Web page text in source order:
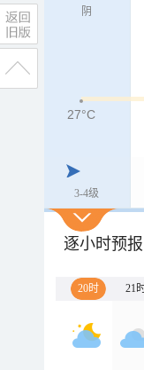
阴
3-4级
27°C
逐小时预报
20时 21